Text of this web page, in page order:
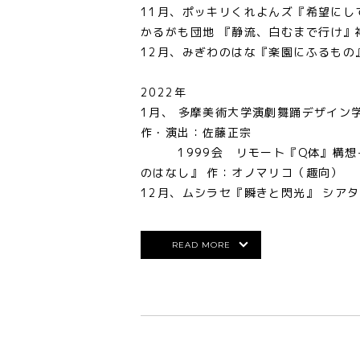
11月、ポッキリくれよんズ『希望に
かるがも団地 『静流、白むまで行け
12月、みぎわのはな『楽園にふるも
2022年
1月、 多摩美術大学演劇舞踊デザイン
作・演出：佐藤正宗
1999会 リモート『Q体』構想-い
のはなし』 作：オノマリコ（趣向）
12月、ムシラセ『瞬きと閃光』 シア
READ MORE